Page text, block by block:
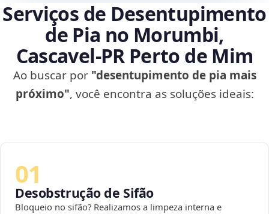
Serviços de Desentupimento
de Pia no Morumbi,
Cascavel‑PR Perto de Mim
Ao buscar por "desentupimento de pia mais
próximo", você encontra as soluções ideais:
01
Desobstrução de Sifão
Bloqueio no sifão? Realizamos a limpeza interna e